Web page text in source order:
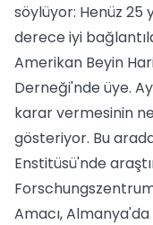
söylüyor: Henüz 25
derece iyi
Amerikan Beyin
Derneği'nde üye.
karar vermesinin
gösteriyor. Bu
Enstitüsü'nde
Amacı,